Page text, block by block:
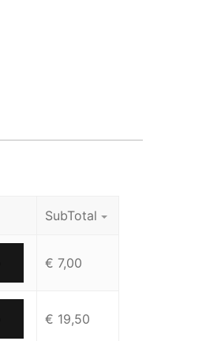
SubTotal
€ 7,00
€ 19,50